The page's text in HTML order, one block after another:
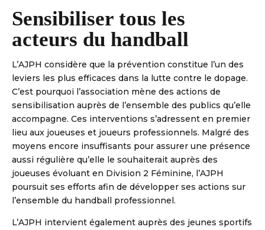
Sensibiliser tous les
acteurs du handball
L’AJPH considère que la prévention constitue l’un des
leviers les plus efficaces dans la lutte contre le dopage.
C’est pourquoi l’association mène des actions de
sensibilisation auprès de l’ensemble des publics qu’elle
accompagne. Ces interventions s’adressent en premier
lieu aux joueuses et joueurs professionnels. Malgré des
moyens encore insuffisants pour assurer une présence
aussi régulière qu’elle le souhaiterait auprès des
joueuses évoluant en Division 2 Féminine, l’AJPH
poursuit ses efforts afin de développer ses actions sur
l’ensemble du handball professionnel.
L’AJPH intervient également auprès des jeunes sportifs